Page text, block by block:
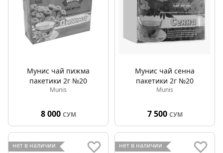
Мунис чай пижма
пакетики 2г №20
Munis
8 000 СУМ
Мунис чай сенна
пакетики 2г №20
Munis
7 500 СУМ
нет в наличии нет в наличии